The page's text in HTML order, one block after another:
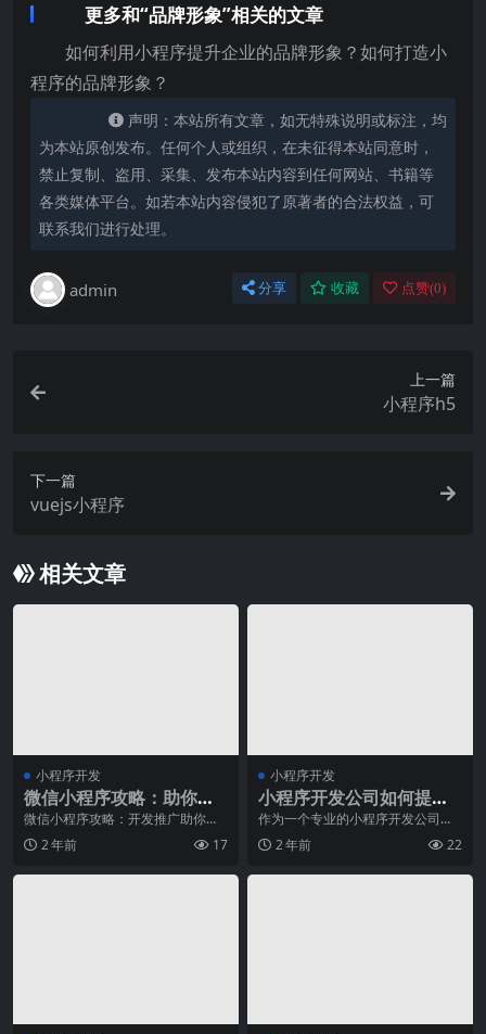
更多和“品牌形象”相关的文章
如何利用小程序提升企业的品牌形象？如何打造小
程序的品牌形象？
声明：本站所有文章，如无特殊说明或标注，均
为本站原创发布。任何个人或组织，在未征得本站同意时，
禁止复制、盗用、采集、发布本站内容到任何网站、书籍等
各类媒体平台。如若本站内容侵犯了原著者的合法权益，可
联系我们进行处理。
admin 分享 收藏 点赞(0)
上一篇
小程序h5
下一篇
vuejs小程序
相关文章
小程序开发
微信小程序攻略：助你成
功开发和推广微信小程序
微信小程序攻略：开发推广助你成
功随着移动互联网的飞速发展，小
程序作为一种新兴的应
2 年前 17
小程序开发
小程序开发公司如何提供
灵活的支付及结算方式？
作为一个专业的小程序开发公司，
提供灵活的支付及结算方式是我们
的一项重要服务。我们
2 年前 22